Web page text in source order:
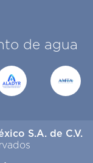
de agua
S.A. de C.V.